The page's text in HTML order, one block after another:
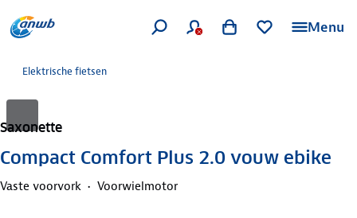
Menu
Elektrische fietsen
Saxonette
Compact Comfort Plus 2.0 vouw ebike
Vaste voorvork Voorwielmotor